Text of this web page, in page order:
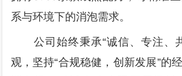
系与环境下的消泡需求。
公司始终秉承“诚信、专注、
观，坚持“合规稳健，创新发展”的